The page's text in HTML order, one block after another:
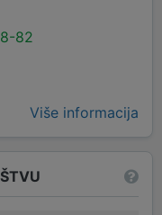
82
Više informacija